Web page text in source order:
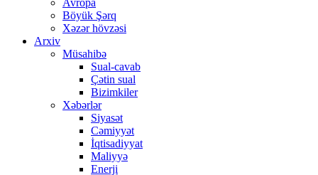
Avropa
Böyük Şərq
Xəzər hövzəsi
Arxiv
Müsahibə
Sual-cavab
Çətin sual
Bizimkiler
Xəbərlər
Siyasət
Cəmiyyət
İqtisadiyyat
Maliyyə
Enerji